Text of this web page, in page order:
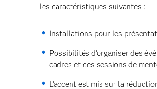
les caractéristiques suivantes :
Installations pour les
Possibilités d'organiser des
cadres et des sessions de
L'accent est mis sur la